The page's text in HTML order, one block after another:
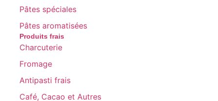
Pâtes spéciales
Pâtes aromatisées
Produits frais
Charcuterie
Fromage
Antipasti frais
Café, Cacao et Autres